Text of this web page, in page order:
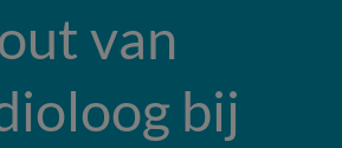
van
bij